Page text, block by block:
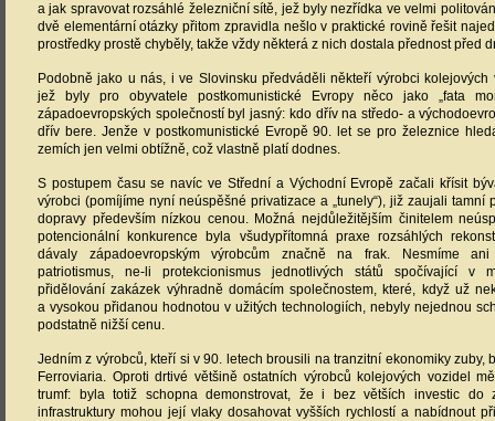
a jak spravovat rozsáhlé železniční sítě, jež byly nezřídka ve velmi
dvě elementární otázky přitom zpravidla nešlo v praktické rovině řešit
prostředky prostě chyběly, takže vždy některá z nich dostala přednost před
Podobně jako u nás, i ve Slovinsku předváděli někteří výrobci kolejových
jež byly pro obyvatele postkomunistické Evropy něco jako „fata
západoevropských společností byl jasný: kdo dřív na středo- a
dřív bere. Jenže v postkomunistické Evropě 90. let se pro železnice
zemích jen velmi obtížně, což vlastně platí dodnes.
S postupem času se navíc ve Střední a Východní Evropě začali křísit
výrobci (pomíjíme nyní neúspěšné privatizace a „tunely“), již zaujali tamní
dopravy především nízkou cenou. Možná nejdůležitějším činitelem
potencionální konkurence byla všudypřítomná praxe rozsáhlých
dávaly západoevropským výrobcům značně na frak. Nesmíme
patriotismus, ne-li protekcionismus jednotlivých států spočívající v
přidělování zakázek výhradně domácím společnostem, které, když už
a vysokou přidanou hodnotou v užitých technologiích, nebyly nejednou
podstatně nižší cenu.
Jedním z výrobců, kteří si v 90. letech brousili na tranzitní ekonomiky zuby,
Ferroviaria. Oproti drtivé většině ostatních výrobců kolejových vozidel
trumf: byla totiž schopna demonstrovat, že i bez větších investic do
infrastruktury mohou její vlaky dosahovat vyšších rychlostí a nabídnout